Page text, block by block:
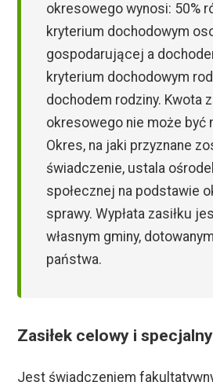
okresowego wynosi: 50%
kryterium dochodowym
gospodarującej a
kryterium dochodowym
dochodem rodziny. Kwota
okresowego nie może być
Okres, na jaki przyznane
świadczenie, ustala
społecznej na podstawie
sprawy. Wypłata zasiłku
własnym gminy,
państwa.
Zasiłek celowy i
Jest świadczeniem